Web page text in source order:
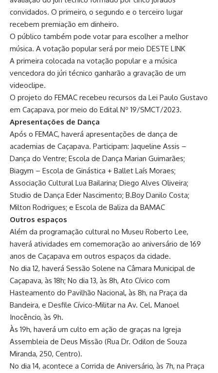
convidados. O primeiro, o segundo e o terceiro lugar
recebem premiação em dinheiro.
O público também pode votar para escolher a melhor
música. A votação popular será por meio DESTE LINK
A primeira colocada na votação popular e a música
vencedora do júri técnico ganharão a gravação de um
videoclipe.
O projeto do FEMAC recebeu recursos da Lei Paulo Gustavo
em Caçapava, por meio do Edital Nº 19/SMCT/2023.
Apresentações de Dança
Após o FEMAC, haverá apresentações de dança de
academias de Caçapava. Participam: Jaqueline Assis –
Dança do Ventre; Escola de Dança Marian Guimarães;
Biagym – Escola de Ginástica + Ballet Laís Moraes;
Associação Cultural Lua Bailarina; Diego Alves Oliveira;
Studio de Dança Eder Nascimento; B.Boy Danilo Costa;
Milton Rodrigues; e Escola de Baliza da BAMAC
Outros espaços
Além da programação cultural no Museu Roberto Lee,
haverá atividades em comemoração ao aniversário de 169
anos de Caçapava em outros espaços da cidade.
No dia 12, haverá Sessão Solene na Câmara Municipal de
Caçapava, às 18h; No dia 13, às 8h, Ato Cívico com
Hasteamento do Pavilhão Nacional, às 8h, na Praça da
Bandeira, e Desfile Cívico-Militar na Av. Cel. Manoel
Inocêncio, às 9h.
Às 19h, haverá um culto em ação de graças na Igreja
Assembleia de Deus Missão (Rua Dr. Odilon de Souza
Miranda, 250, Centro).
No dia 14, acontece a Corrida de Aniversário, às 7h, na Praça